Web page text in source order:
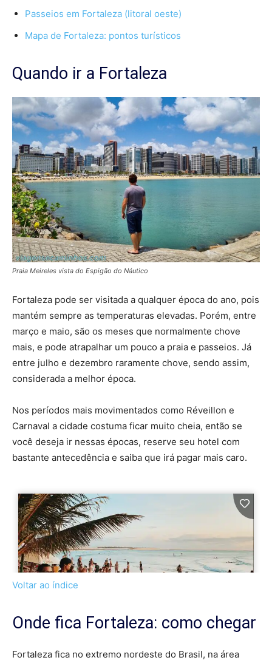
Passeios em Fortaleza (litoral oeste)
Mapa de Fortaleza: pontos turísticos
Quando ir a Fortaleza
Praia Meireles vista do Espigão do Náutico
Fortaleza pode ser visitada a qualquer época do ano, pois
mantém sempre as temperaturas elevadas. Porém, entre
março e maio, são os meses que normalmente chove
mais, e pode atrapalhar um pouco a praia e passeios. Já
entre julho e dezembro raramente chove, sendo assim,
considerada a melhor época.
Nos períodos mais movimentados como Réveillon e
Carnaval a cidade costuma ficar muito cheia, então se
você deseja ir nessas épocas, reserve seu hotel com
bastante antecedência e saiba que irá pagar mais caro.
Voltar ao índice
Onde fica Fortaleza: como chegar
Fortaleza fica no extremo nordeste do Brasil, na área